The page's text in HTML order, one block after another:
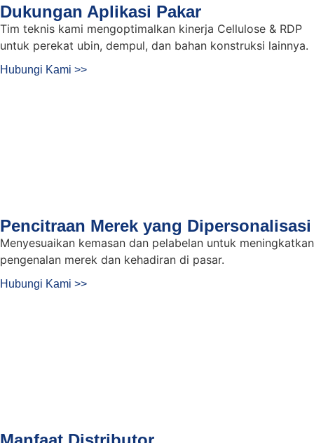
Dukungan Aplikasi Pakar
Tim teknis kami mengoptimalkan kinerja Cellulose & RDP
untuk perekat ubin, dempul, dan bahan konstruksi lainnya.
Hubungi Kami >>
Pencitraan Merek yang Dipersonalisasi
Menyesuaikan kemasan dan pelabelan untuk meningkatkan
pengenalan merek dan kehadiran di pasar.
Hubungi Kami >>